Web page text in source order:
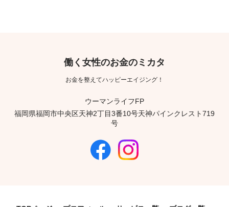
働く女性のお金のミカタ
お金を整えてハッピーエイジング！
ウーマンライフFP
福岡県福岡市中央区天神2丁目3番10号天神パインクレスト719
号